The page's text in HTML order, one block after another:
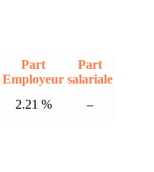
Part
Employeur
Part
salariale
2.21 % –